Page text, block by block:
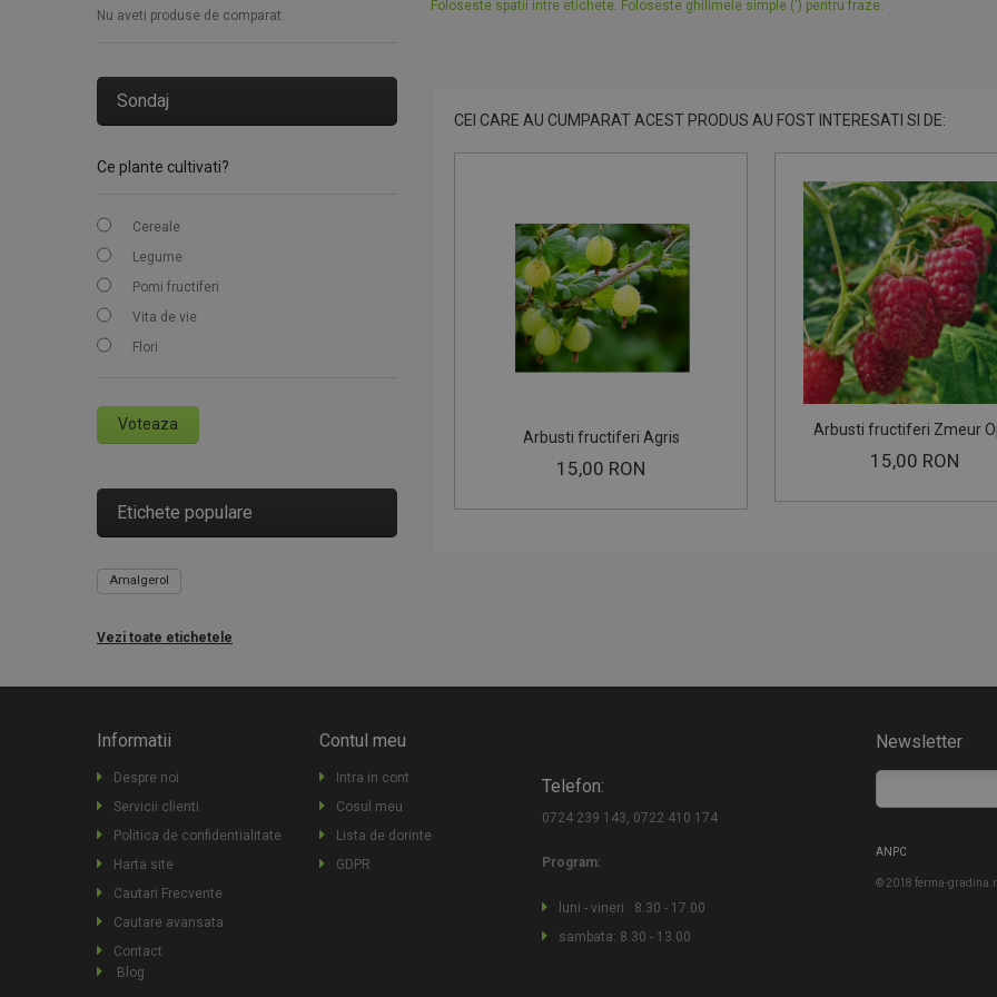
Foloseste spatii intre etichete. Foloseste ghilimele simple (') pentru fraze.
CEI CARE AU CUMPARAT ACEST PRODUS AU FOST INTERESATI SI DE:
Arbusti fructiferi Agris
15,00 RON
Arbusti fructiferi Zmeur
15,00 RON
Nu aveti produse de comparat.
Sondaj
Ce plante cultivati?
Cereale
Legume
Pomi fructiferi
Vita de vie
Flori
Voteaza
Etichete populare
Amalgerol
Vezi toate etichetele
Informatii
Despre noi
Servicii clienti
Politica de confidentialitate
Harta site
Cautari Frecvente
Cautare avansata
Contact
Blog
Contul meu
Intra in cont
Cosul meu
Lista de dorinte
GDPR
Telefon:
0724 239 143, 0722 410 174
Program:
luni - vineri : 8.30 - 17.00
sambata: 8.30 - 13.00
Newsletter
ANPC
© 2018 ferma-